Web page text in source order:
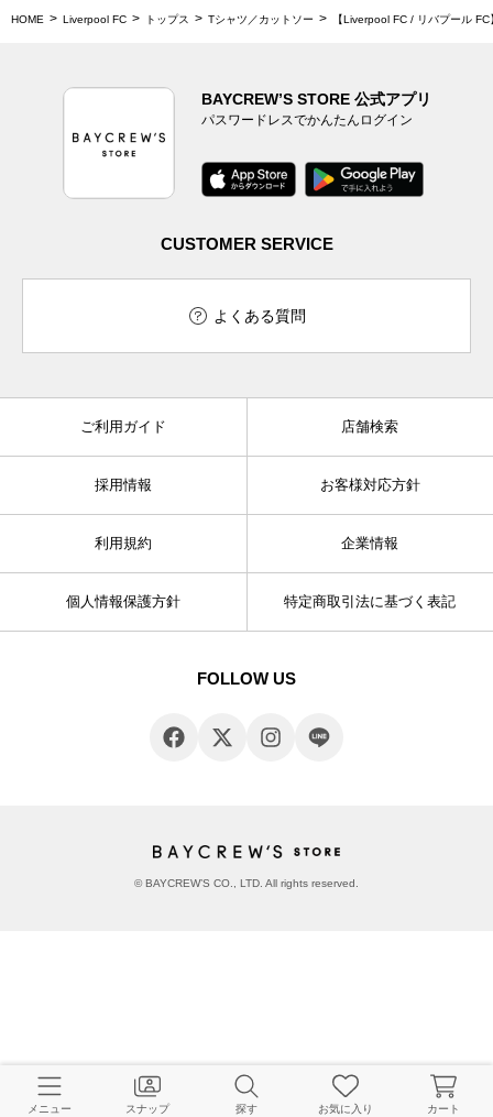
HOME Liverpool FC トップス Tシャツ／カットソー 【Liverpool FC / リバプール
BAYCREW’S STORE 公式アプリ
パスワードレスでかんたんログイン
CUSTOMER SERVICE
よくある質問
ご利用ガイド 店舗検索
採用情報 お客様対応方針
利用規約 企業情報
個人情報保護方針 特定商取引法に基づく表記
FOLLOW US
© BAYCREW’S CO., LTD. All rights reserved.
メニュー スナップ 探す お気に入り カート